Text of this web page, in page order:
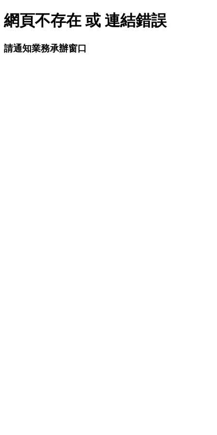
網頁不存在 或 連結錯誤
請通知業務承辦窗口